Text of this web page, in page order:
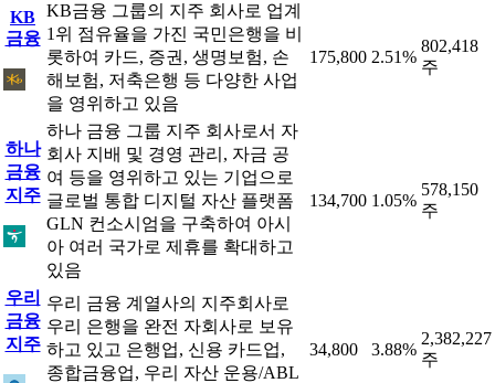
KB
금융
KB금융 그룹의 지주 회사로 업계
1위 점유율을 가진 국민은행을 비
롯하여 카드, 증권, 생명보험, 손
해보험, 저축은행 등 다양한 사업
을 영위하고 있음
175,800 2.51%
802,418
주
하나
금융
지주
하나 금융 그룹 지주 회사로서 자
회사 지배 및 경영 관리, 자금 공
여 등을 영위하고 있는 기업으로
글로벌 통합 디지털 자산 플랫폼
GLN 컨소시엄을 구축하여 아시
아 여러 국가로 제휴를 확대하고
있음
134,700 1.05%
578,150
주
우리
금융
지주
우리 금융 계열사의 지주회사로
우리 은행을 완전 자회사로 보유
하고 있고 은행업, 신용 카드업,
종합금융업, 우리 자산 운용/ABL
34,800 3.88%
2,382,227
주